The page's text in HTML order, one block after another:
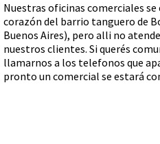
Nuestras oficinas comerciales
corazón del barrio tanguero de
Buenos Aires), pero alli no
nuestros clientes. Si querés
llamarnos a los telefonos que
pronto un comercial se estará